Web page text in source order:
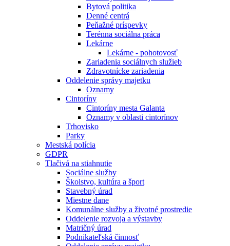
Bytová politika
Denné centrá
Peňažné príspevky
Terénna sociálna práca
Lekárne
Lekárne - pohotovosť
Zariadenia sociálnych služieb
Zdravotnícke zariadenia
Oddelenie správy majetku
Oznamy
Cintoríny
Cintoríny mesta Galanta
Oznamy v oblasti cintorínov
Trhovisko
Parky
Mestská polícia
GDPR
Tlačivá na stiahnutie
Sociálne služby
Školstvo, kultúra a šport
Stavebný úrad
Miestne dane
Komunálne služby a životné prostredie
Oddelenie rozvoja a výstavby
Matričný úrad
Podnikateľská činnosť